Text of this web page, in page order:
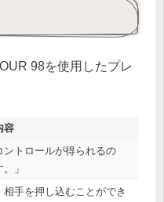
98を使用したプレ
容
ントロールが得られるの
」
相手を押し込むことができ